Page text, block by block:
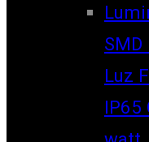
SMD
Luz
IP65